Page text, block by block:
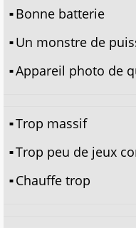
Bonne batterie
Un monstre de
Appareil photo de
Trop massif
Trop peu de jeux
Chauffe trop